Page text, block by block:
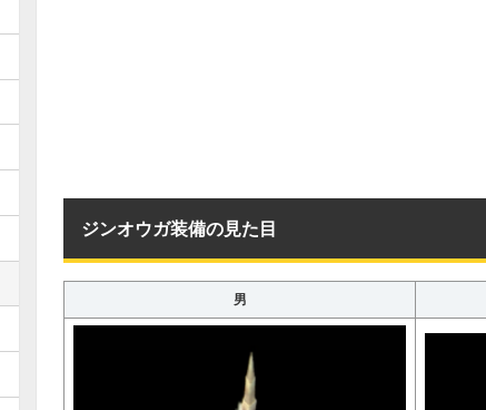
ジンオウガ装備の見た目
男